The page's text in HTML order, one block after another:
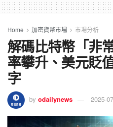
Home 加密貨幣市場 市場分析
解碼比特幣「非
率攀升、美元貶
字
by odailynews 2025-